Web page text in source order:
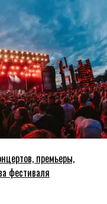
премьеры,
фестиваля